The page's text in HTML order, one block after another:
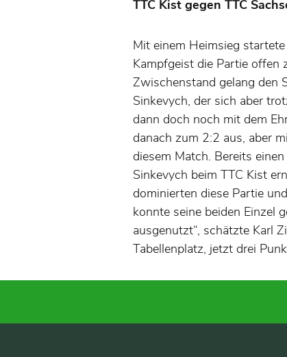
TTC Kist gegen TTC
Mit einem Heimsieg
Kampfgeist die Partie offen
Zwischenstand gelang den
Sinkevych, der sich aber
dann doch noch mit dem
danach zum 2:2 aus, aber
diesem Match. Bereits
Sinkevych beim TTC Kist
dominierten diese Partie
konnte seine beiden Einzel
ausgenutzt“, schätzte Karl
Tabellenplatz, jetzt drei